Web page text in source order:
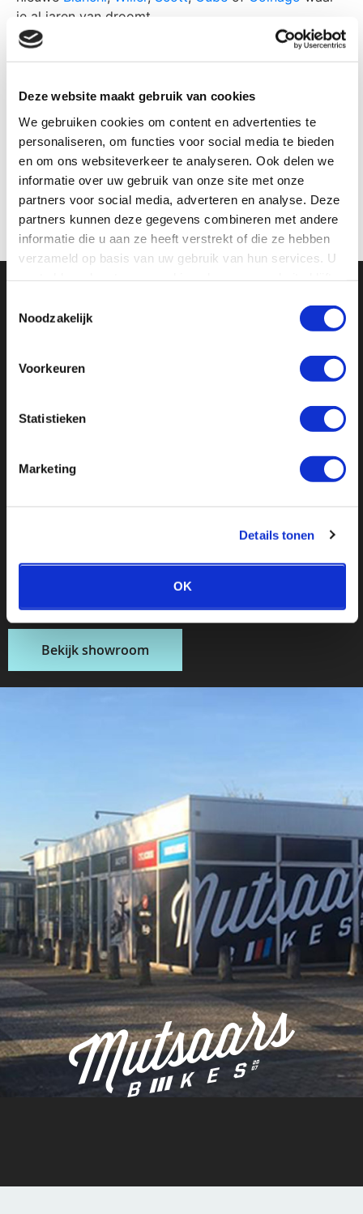
Deze website maakt gebruik van cookies
We gebruiken cookies om content en advertenties te
personaliseren, om functies voor social media te bieden
en om ons websiteverkeer te analyseren. Ook delen we
informatie over uw gebruik van onze site met onze
partners voor social media, adverteren en analyse. Deze
partners kunnen deze gegevens combineren met andere
informatie die u aan ze heeft verstrekt of die ze hebben
verzameld op basis van uw gebruik van hun services. U
Noodzakelijk
Voorkeuren
Statistieken
Marketing
Details tonen
OK
je al jaren van droomt.
En als dat nog niet genoeg redenen zijn, dan wel dat
Bezoek onze
ruime
showroom
gewoon lekker rondkijken? De koffie staat klaar in
Bekijk showroom